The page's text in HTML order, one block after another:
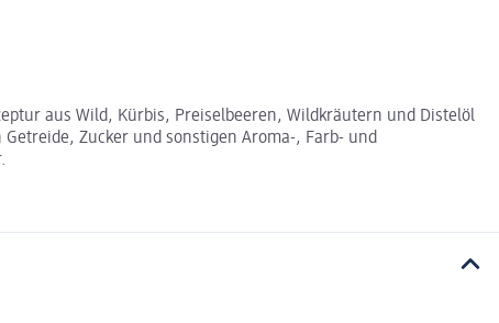
aus Wild, Kürbis, Preiselbeeren, Wildkräutern und Distelöl
Zucker und sonstigen Aroma-, Farb- und